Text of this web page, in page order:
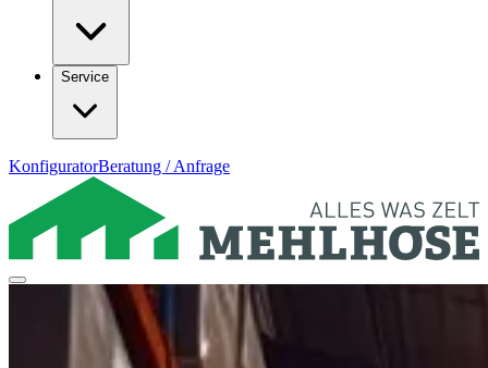
Service
KonfiguratorBeratung / Anfrage